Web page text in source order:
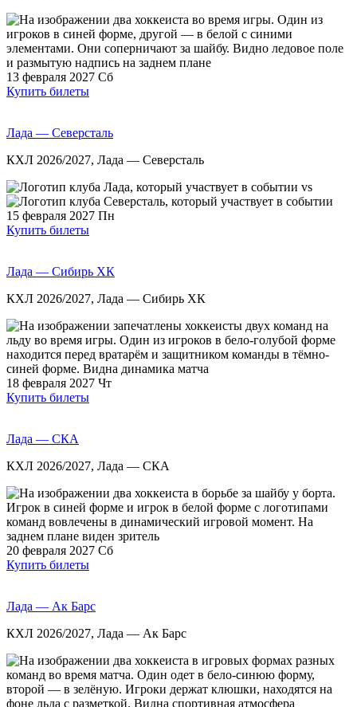
13 февраля 2027 Сб
Купить билеты
Лада — Северсталь
КХЛ 2026/2027, Лада — Северсталь
vs
15 февраля 2027 Пн
Купить билеты
Лада — Сибирь ХК
КХЛ 2026/2027, Лада — Сибирь ХК
18 февраля 2027 Чт
Купить билеты
Лада — СКА
КХЛ 2026/2027, Лада — СКА
20 февраля 2027 Сб
Купить билеты
Лада — Ак Барс
КХЛ 2026/2027, Лада — Ак Барс